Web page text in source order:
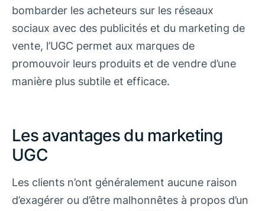
bombarder les acheteurs sur les réseaux
sociaux avec des publicités et du marketing de
vente, l’UGC permet aux marques de
promouvoir leurs produits et de vendre d’une
manière plus subtile et efficace.
Les avantages du marketing
UGC
Les clients n’ont généralement aucune raison
d’exagérer ou d’être malhonnêtes à propos d’un